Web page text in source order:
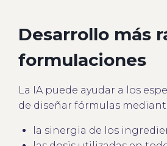
Desarrollo más
formulaciones
La IA puede ayudar a los
de diseñar fórmulas
la sinergia de los